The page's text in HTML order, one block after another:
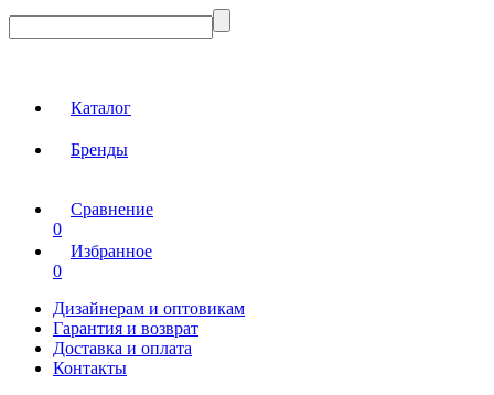
Каталог
Бренды
Сравнение
0
Избранное
0
Дизайнерам и оптовикам
Гарантия и возврат
Доставка и оплата
Контакты